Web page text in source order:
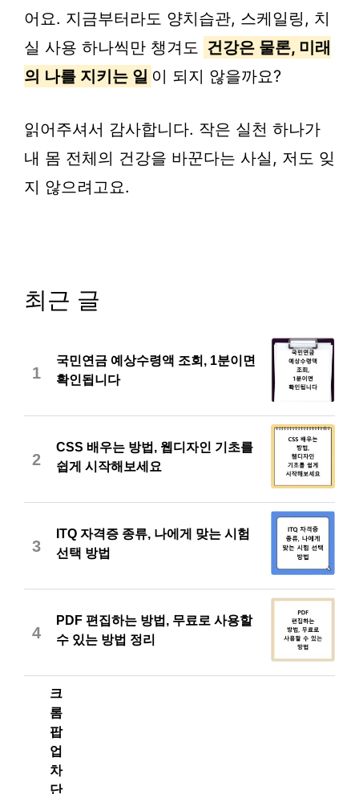
어요. 지금부터라도 양치습관, 스케일링, 치
실 사용 하나씩만 챙겨도 건강은 물론, 미래
의 나를 지키는 일 이 되지 않을까요?
읽어주셔서 감사합니다. 작은 실천 하나가
내 몸 전체의 건강을 바꾼다는 사실, 저도 잊
지 않으려고요.
최근 글
1
국민연금 예상수령액 조회, 1분이면
확인됩니다
2
CSS 배우는 방법, 웹디자인 기초를
쉽게 시작해보세요
3
ITQ 자격증 종류, 나에게 맞는 시험
선택 방법
4
PDF 편집하는 방법, 무료로 사용할
수 있는 방법 정리
크
롬
팝
업
차
단